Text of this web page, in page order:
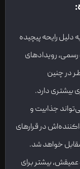
رایحه پیچیده
رویدادهای
در چنین
دارد.
جذابیت و
در قرارهای
خواهد شد.
بیشتر برای